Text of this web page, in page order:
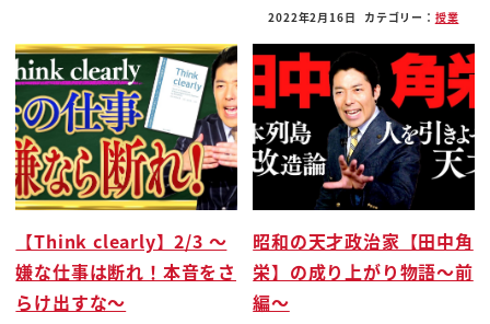
2022年2月16日 カテゴリー： 授業
【Think clearly】2/3 〜
嫌な仕事は断れ！本音をさ
らけ出すな〜
昭和の天才政治家【田中角
栄】の成り上がり物語〜前
編〜